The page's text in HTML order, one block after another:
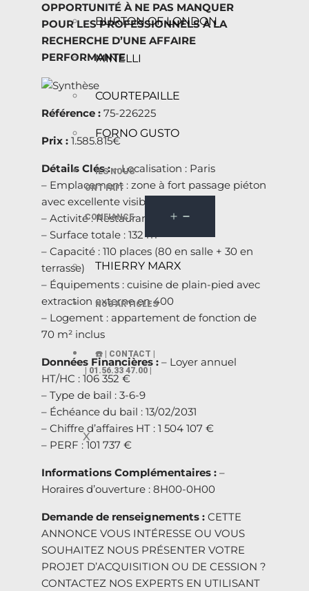
BURTON OF LONDON
MINELLI
COURTEPAILLE
FORNO GUSTO
ILS NOUS
ONT FAIT
CONFIANCE
THIERRY MARX
NOS ARTICLES
☎️ | CONTACT |
| 01.56.33 47.00 |
X
OPPORTUNITÉ À NE PAS MANQUER
POUR LES PROFESSIONNELS À LA
RECHERCHE D’UNE AFFAIRE
PERFORMANTE
Référence : 75-226225
Prix : 1.585.815€
Détails Clés :– Localisation : Paris
– Emplacement : zone à fort passage piéton
avec excellente visibilité
– Activité : Restaurant
– Surface totale : 132 m²
– Capacité : 110 places (80 en salle + 30 en
terrasse)
– Équipements : cuisine de plain-pied avec
extraction externe en 400
– Logement : appartement de fonction de
70 m² inclus
Données Financières : – Loyer annuel
HT/HC : 106 352 €
– Type de bail : 3-6-9
– Échéance du bail : 13/02/2031
– Chiffre d’affaires HT : 1 504 107 €
– PERF : 101 737 €
Informations Complémentaires : –
Horaires d’ouverture : 8H00-0H00
Demande de renseignements : CETTE
ANNONCE VOUS INTÉRESSE OU VOUS
SOUHAITEZ NOUS PRÉSENTER VOTRE
PROJET D’ACQUISITION OU DE CESSION ?
CONTACTEZ NOS EXPERTS EN UTILISANT